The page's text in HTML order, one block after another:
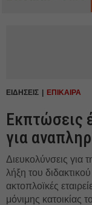
ΕΙΔΗΣΕΙΣ ΕΠΙΚΑΙΡΑ
Εκπτώσεις
για
Διευκολύνσεις για
λήξη του
ακτοπλοϊκές
μόνιμης κατοικίας